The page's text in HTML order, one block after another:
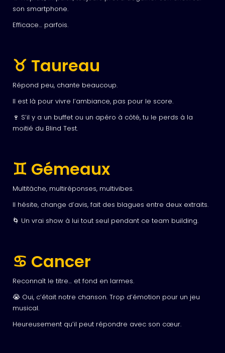
son smartphone.
Efficace… parfois.
♉ Taureau
Répond peu, chante beaucoup.
Il est là pour vivre l’ambiance, pas pour le score.
🍷 S’il y a un buffet ou un apéro à côté, tu le perds à la
moitié du Blind Test.
♊ Gémeaux
Multitâche, multiréponses, multivibes.
Il hésite, change d’avis, fait des blagues entre deux extraits.
🌀 Un vrai show à lui tout seul pendant ce team building.
♋ Cancer
Reconnaît le titre… et fond en larmes.
😭 Oui, c’était notre chanson. Trop d’émotion pour un jeu
musical.
Heureusement qu’il peut répondre avec son cœur.